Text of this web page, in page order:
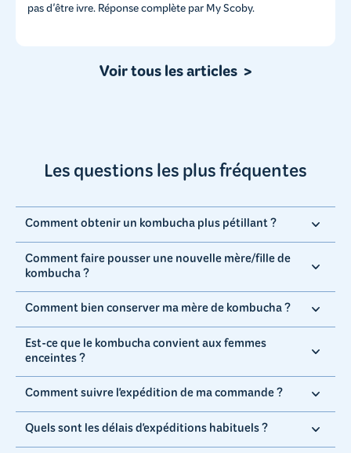
pas d'être ivre. Réponse complète par My Scoby.
Voir tous les articles >
Les questions les plus fréquentes
Comment obtenir un kombucha plus pétillant ?
Comment faire pousser une nouvelle mère/fille de
kombucha ?
Comment bien conserver ma mère de kombucha ?
Est-ce que le kombucha convient aux femmes
enceintes ?
Comment suivre l'expédition de ma commande ?
Quels sont les délais d'expéditions habituels ?